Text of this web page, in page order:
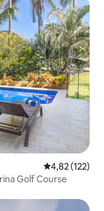
4,82 av 5 i
4,82 (122)
Golf Course